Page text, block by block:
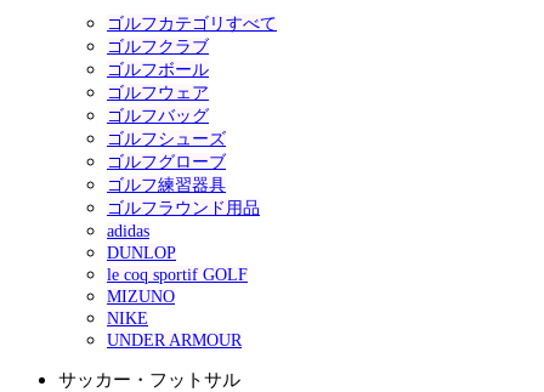
ゴルフカテゴリすべて
ゴルフクラブ
ゴルフボール
ゴルフウェア
ゴルフバッグ
ゴルフシューズ
ゴルフグローブ
ゴルフ練習器具
ゴルフラウンド用品
adidas
DUNLOP
le coq sportif GOLF
MIZUNO
NIKE
UNDER ARMOUR
サッカー・フットサル